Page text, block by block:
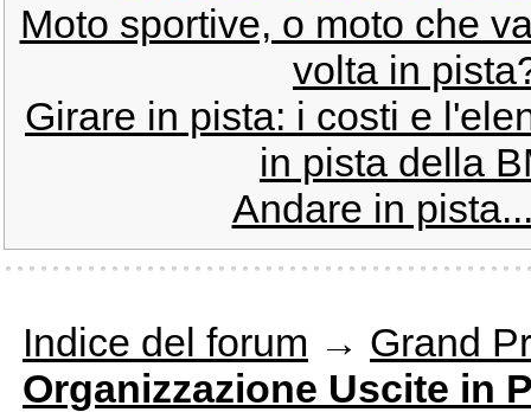
Moto sportive, o moto che
volta in
Girare in pista: i costi e
in pista della
Andare in
Indice del forum → Grand
Organizzazione Uscite in